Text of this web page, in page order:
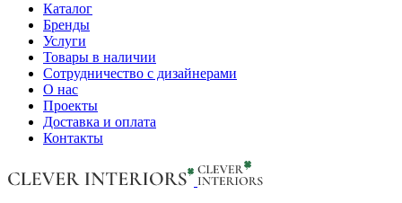
Каталог
Бренды
Услуги
Товары в наличии
Сотрудничество с дизайнерами
О нас
Проекты
Доставка и оплата
Контакты